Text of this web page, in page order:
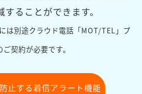
ることができます。
は別途クラウド電話「MOT/TEL」プ
契約が必要です。
止する着信アラート機能